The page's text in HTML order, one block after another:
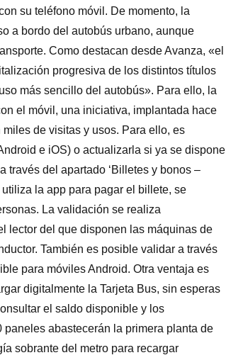
su teléfono móvil. De momento, la
a bordo del autobús urbano, aunque
Como destacan desde Avanza, «el
progresiva de los distintos títulos
más sencillo del autobús». Para ello, la
el móvil, una iniciativa, implantada hace
de visitas y usos. Para ello, es
e iOS) o actualizarla si ya se dispone
través del apartado ‘Billetes y bonos –
la app para pagar el billete, se
La validación se realiza
lector del que disponen las máquinas de
También es posible validar a través
para móviles Android. Otra ventaja es
digitalmente la Tarjeta Bus, sin esperas
el saldo disponible y los
abastecerán la primera planta de
sobrante del metro para recargar